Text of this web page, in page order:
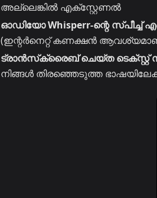
അല്ലെങ്കിൽ എക്‌സ്റ്റേണൽ
ഓഡിയോ Whisperr-ന്റെ സ്പീച്ച്
(ഇന്റർനെറ്റ് കണക്ഷൻ
ട്രാൻസ്‌ക്രൈബ് ചെയ്‌ത ടെക്‌സ്റ്റ്
നിങ്ങൾ തിരഞ്ഞെടുത്ത